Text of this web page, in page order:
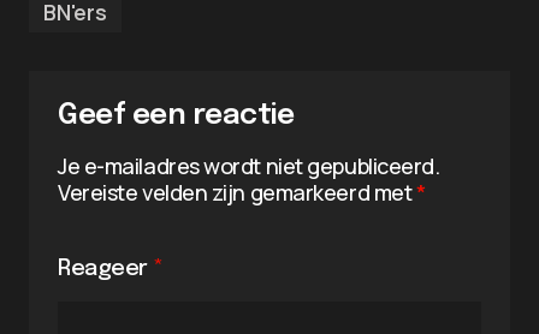
BN'ers
Geef een reactie
Je e-mailadres wordt niet gepubliceerd.
Vereiste velden zijn gemarkeerd met*
Reageer *